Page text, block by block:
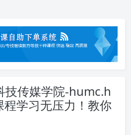
技传媒学院-humc.h
学习无压力！教你